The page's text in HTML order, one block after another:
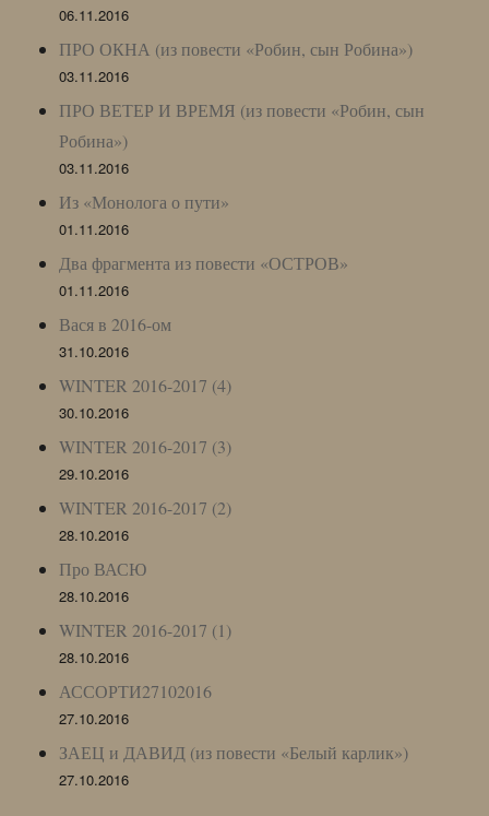
06.11.2016
ПРО ОКНА (из повести «Робин, сын Робина»)
03.11.2016
ПРО ВЕТЕР И ВРЕМЯ (из повести «Робин, сын
Робина»)
03.11.2016
Из «Монолога о пути»
01.11.2016
Два фрагмента из повести «ОСТРОВ»
01.11.2016
Вася в 2016-ом
31.10.2016
WINTER 2016-2017 (4)
30.10.2016
WINTER 2016-2017 (3)
29.10.2016
WINTER 2016-2017 (2)
28.10.2016
Про ВАСЮ
28.10.2016
WINTER 2016-2017 (1)
28.10.2016
АССОРТИ27102016
27.10.2016
ЗАЕЦ и ДАВИД (из повести «Белый карлик»)
27.10.2016